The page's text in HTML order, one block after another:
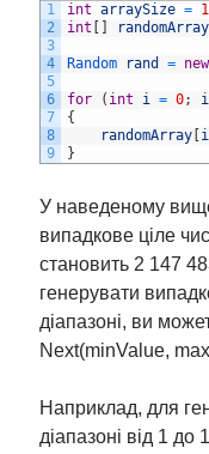
1
2
3
4
5
6
7
8
9
int arraySize =
int
randomArray
Random rand = new
for ( int i = 0; i
{
randomArray i
}
У наведеному
випадкове ціле
становить 2 147
генерувати
діапазоні, ви
Next(minValue,
Наприклад, для
діапазоні від 1